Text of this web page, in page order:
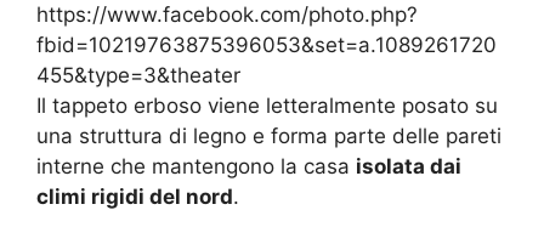
https://www.facebook.com/photo.php?
fbid=10219763875396053&set=a.1089261720
455&type=3&theater
Il tappeto erboso viene letteralmente posato su
una struttura di legno e forma parte delle pareti
interne che mantengono la casa isolata dai
climi rigidi del nord.